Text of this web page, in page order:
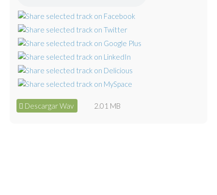
Descargar Wav 2.01 MB